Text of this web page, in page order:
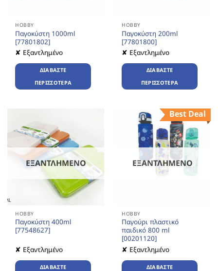
HOBBY
Παγοκύστη 1000ml
[77801802]
✘ Εξαντλημένο
ΔΙΑΒΆΣΤΕ
ΠΕΡΙΣΣΌΤΕΡΑ
HOBBY
Παγοκύστη 200ml
[77801800]
✘ Εξαντλημένο
ΔΙΑΒΆΣΤΕ
ΠΕΡΙΣΣΌΤΕΡΑ
ΕΞΑΝΤΛΗΜΈΝΟ
HOBBY
Παγοκύστη 400ml
[77548627]
✘ Εξαντλημένο
ΔΙΑΒΆΣΤΕ
Best Deal
ΕΞΑΝΤΛΗΜΈΝΟ
HOBBY
Παγούρι πλαστικό
παιδικό 800 ml
[00201120]
✘ Εξαντλημένο
ΔΙΑΒΆΣΤΕ